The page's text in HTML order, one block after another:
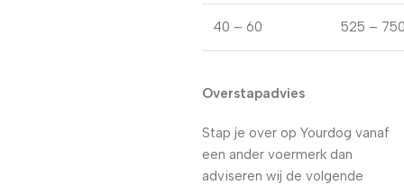
40 – 60 525 –
Overstapadvies
Stap je over op Yourdog vanaf
een ander voermerk dan
adviseren wij de volgende